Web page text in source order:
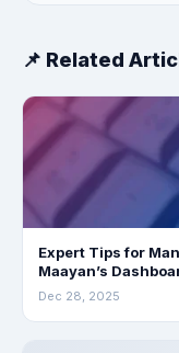
📌 Related
Expert Tips for
Maayan’s
Dec 28, 2025